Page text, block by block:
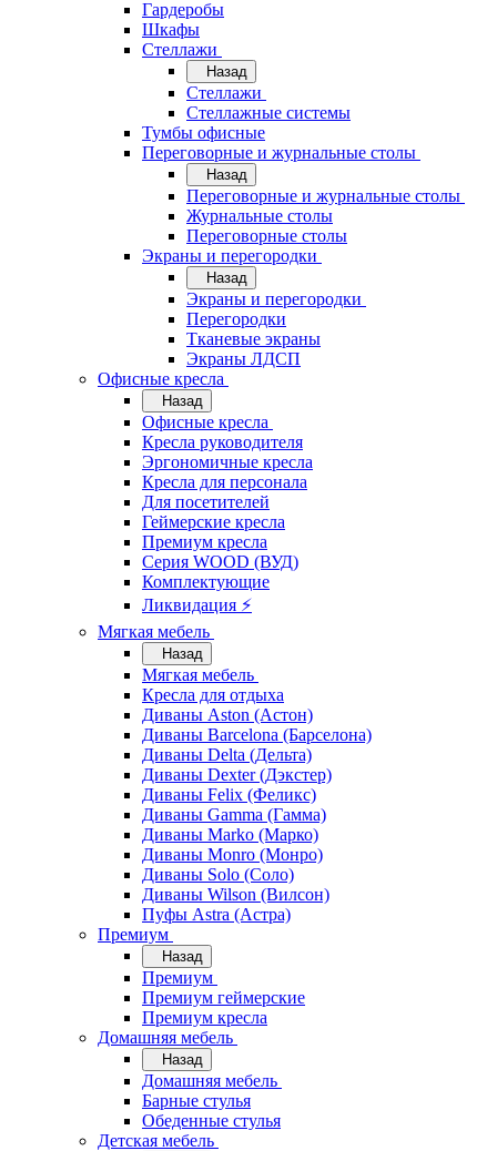
Гардеробы
Шкафы
Стеллажи
Назад
Стеллажи
Стеллажные системы
Тумбы офисные
Переговорные и журнальные столы
Назад
Переговорные и журнальные столы
Журнальные столы
Переговорные столы
Экраны и перегородки
Назад
Экраны и перегородки
Перегородки
Тканевые экраны
Экраны ЛДСП
Офисные кресла
Назад
Офисные кресла
Кресла руководителя
Эргономичные кресла
Кресла для персонала
Для посетителей
Геймерские кресла
Премиум кресла
Серия WOOD (ВУД)
Комплектующие
Ликвидация ⚡
Мягкая мебель
Назад
Мягкая мебель
Кресла для отдыха
Диваны Aston (Астон)
Диваны Barcelona (Барселона)
Диваны Delta (Дельта)
Диваны Dexter (Дэкстер)
Диваны Felix (Феликс)
Диваны Gamma (Гамма)
Диваны Marko (Марко)
Диваны Monro (Монро)
Диваны Solo (Соло)
Диваны Wilson (Вилсон)
Пуфы Astra (Астра)
Премиум
Назад
Премиум
Премиум геймерские
Премиум кресла
Домашняя мебель
Назад
Домашняя мебель
Барные стулья
Обеденные стулья
Детская мебель